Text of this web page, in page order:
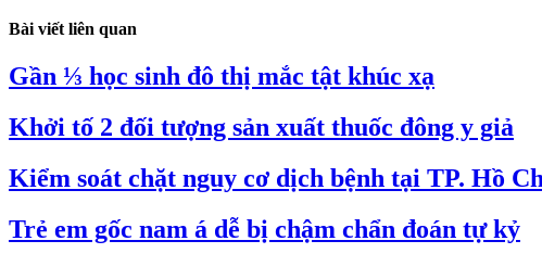
Bài viết liên quan
Gần ⅓ học sinh đô thị mắc tật khúc xạ
Khởi tố 2 đối tượng sản xuất thuốc đông y giả
Kiểm soát chặt nguy cơ dịch bệnh tại TP. Hồ
Trẻ em gốc nam á dễ bị chậm chẩn đoán tự kỷ